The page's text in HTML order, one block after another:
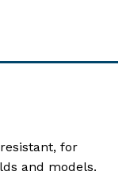
for
and models.